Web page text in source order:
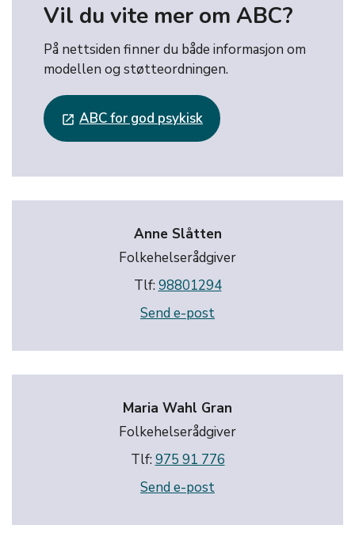
Vil du vite mer om ABC?
På nettsiden finner du både informasjon om
modellen og støtteordningen.
launch ABC for god psykisk
Anne Slåtten
Folkehelserådgiver
Tlf: 98801294
Send e-post
Maria Wahl Gran
Folkehelserådgiver
Tlf: 975 91 776
Send e-post